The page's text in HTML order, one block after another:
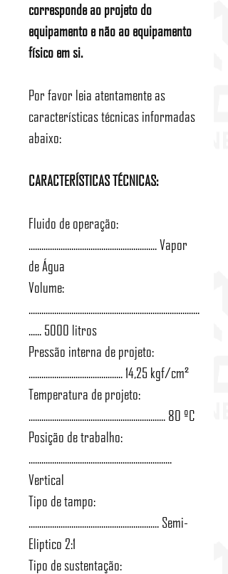
corresponde ao projeto do
equipamento e não ao equipamento
físico em si.
Por favor leia atentamente as
características técnicas informadas
abaixo:
CARACTERÍSTICAS TÉCNICAS:
Fluido de operação:
............................................................ Vapor
de Água
Volume:
................................................................................
...... 5000 litros
Pressão interna de projeto:
............................................ 14,25 kgf/cm²
Temperatura de projeto:
................................................................ 80 ºC
Posição de trabalho:
...................................................................
Vertical
Tipo de tampo:
............................................................. Semi-
Eliptico 2:1
Tipo de sustentação: